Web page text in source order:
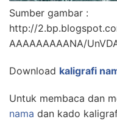
Sumber gambar :
http://
AAAAAAAAANA/
Download kaligrafi
Untuk membaca dan
nama dan kado